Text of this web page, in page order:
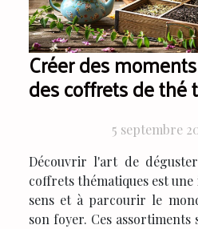
Créer des
des coffrets de
5 septembre
Découvrir l'art de
coffrets thématiques est
sens et à parcourir le
son foyer. Ces